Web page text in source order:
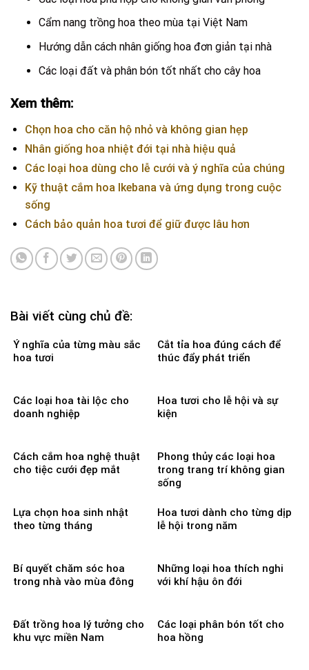
Cẩm nang trồng hoa theo mùa tại Việt Nam
Hướng dẫn cách nhân giống hoa đơn giản tại nhà
Các loại đất và phân bón tốt nhất cho cây hoa
Xem thêm:
Chọn hoa cho căn hộ nhỏ và không gian hẹp
Nhân giống hoa nhiệt đới tại nhà hiệu quả
Các loại hoa dùng cho lễ cưới và ý nghĩa của chúng
Kỹ thuật cắm hoa Ikebana và ứng dụng trong cuộc
sống
Cách bảo quản hoa tươi để giữ được lâu hơn
Bài viết cùng chủ đề:
Ý nghĩa của từng màu sắc
hoa tươi
Cắt tỉa hoa đúng cách để
thúc đẩy phát triển
Các loại hoa tài lộc cho
doanh nghiệp
Hoa tươi cho lễ hội và sự
kiện
Cách cắm hoa nghệ thuật
cho tiệc cưới đẹp mắt
Phong thủy các loại hoa
trong trang trí không gian
sống
Lựa chọn hoa sinh nhật
theo từng tháng
Hoa tươi dành cho từng dịp
lễ hội trong năm
Bí quyết chăm sóc hoa
trong nhà vào mùa đông
Những loại hoa thích nghi
với khí hậu ôn đới
Đất trồng hoa lý tưởng cho
khu vực miền Nam
Các loại phân bón tốt cho
hoa hồng